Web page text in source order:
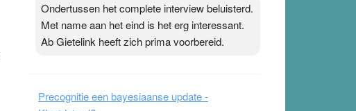
zijn. Door…Lees meer Pleisterplakkers in de
topspsort › [...]
Ondertussen het complete interview beluisterd.
Met name aan het eind is het erg interessant.
Ab Gietelink heeft zich prima voorbereid.
Precognitie een bayesiaanse update -